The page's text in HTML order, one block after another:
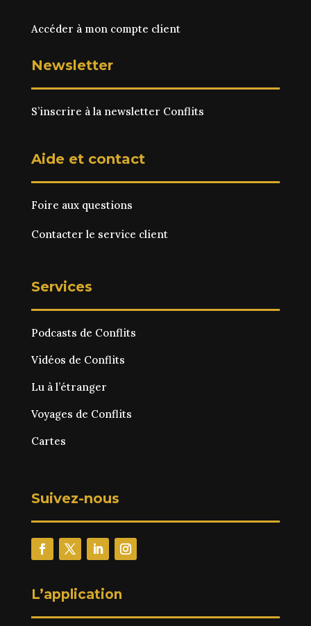
Accéder à mon compte client
Newsletter
S’inscrire à la newsletter Conflits
Aide et contact
Foire aux questions
Contacter le service client
Services
Podcasts de Conflits
Vidéos de Conflits
Lu à l’étranger
Voyages de Conflits
Cartes
Suivez-nous
L’application